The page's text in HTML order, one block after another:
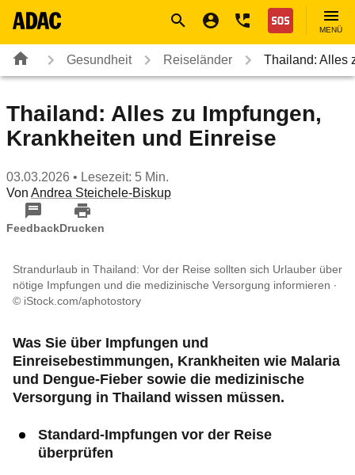
Nothilfe
MENÜ
Gesundheit Reiseländer Thailand: Alles
Thailand: Alles zu Impfungen,
Krankheiten und Einreise
03.03.2026 • Lesezeit: 5 Min.
Von Andrea Steichele-Biskup
FeedbackDrucken
Strandurlaub in Thailand: Vor der Reise sollten sich Urlauber über
nötige Impfungen und die medizinische Versorgung informieren
© iStock.com/aphotostory
Was Sie über Impfungen und
Einreisebestimmungen, Krankheiten wie Malaria
und Dengue-Fieber sowie die medizinische
Versorgung in Thailand wissen müssen.
Standard-Impfungen vor der Reise
überprüfen